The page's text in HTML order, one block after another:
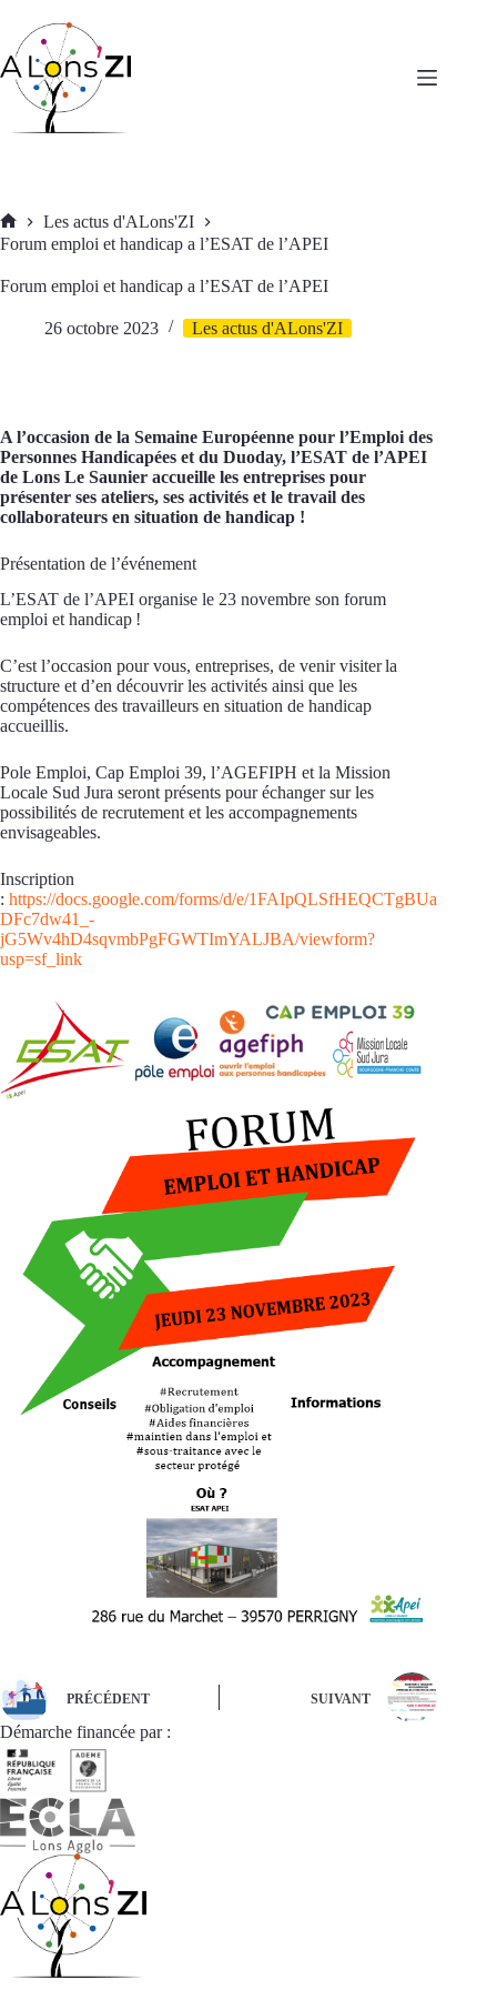
contenu
Accueil
Les actus d'ALons'ZI
Forum emploi et handicap a l’ESAT de l’APEI
Forum emploi et handicap a l’ESAT de l’APEI
26 octobre 2023 Les actus d'ALons'ZI
A l’occasion de la Semaine Européenne pour l’Emploi des
Personnes Handicapées et du Duoday, l’ESAT de l’APEI
de Lons Le Saunier accueille les entreprises pour
présenter ses ateliers, ses activités et le travail des
collaborateurs en situation de handicap !
Présentation de l’événement
L’ESAT de l’APEI organise le 23 novembre son forum
emploi et handicap !
C’est l’occasion pour vous, entreprises, de venir visiter la
structure et d’en découvrir les activités ainsi que les
compétences des travailleurs en situation de handicap
accueillis.
Pole Emploi, Cap Emploi 39, l’AGEFIPH et la Mission
Locale Sud Jura seront présents pour échanger sur les
possibilités de recrutement et les accompagnements
envisageables.
Inscription
: https://docs.google.com/forms/d/e/1FAIpQLSfHEQCTgBUa
DFc7dw41_-
jG5Wv4hD4sqvmbPgFGWTImYALJBA/viewform?
usp=sf_link
PRÉCÉDENT SUIVANT
Démarche financée par :